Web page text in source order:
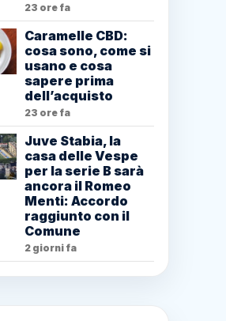
23 ore fa
Caramelle CBD:
cosa sono, come si
usano e cosa
sapere prima
dell’acquisto
23 ore fa
Juve Stabia, la
casa delle Vespe
per la serie B sarà
ancora il Romeo
Menti: Accordo
raggiunto con il
Comune
2 giorni fa